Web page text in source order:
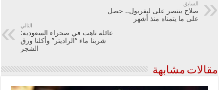
السابق
صلاح ينتصر على ليفربول.. حصل
على ما يتمناه منذ أشهر
التالي
عائلة تاهت في صحراء السعودية:
شربنا ماء “الراديتر” وأكلنا ورق
الشجر
مقالات مشابهة